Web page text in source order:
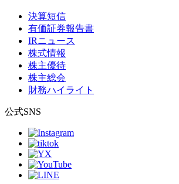
決算短信
有価証券報告書
IRニュース
株式情報
株主優待
株主総会
財務ハイライト
公式SNS